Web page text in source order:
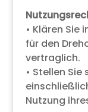
• Klären Sie
für den
vertraglich.
• Stellen
Nutzung